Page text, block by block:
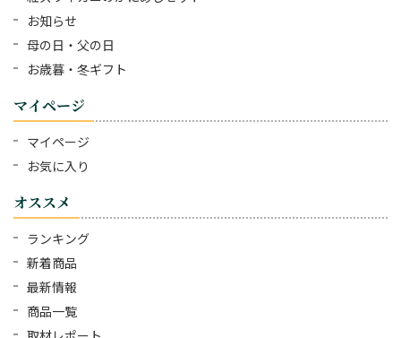
お知らせ
母の日・父の日
お歳暮・冬ギフト
マイページ
マイページ
お気に入り
オススメ
ランキング
新着商品
最新情報
商品一覧